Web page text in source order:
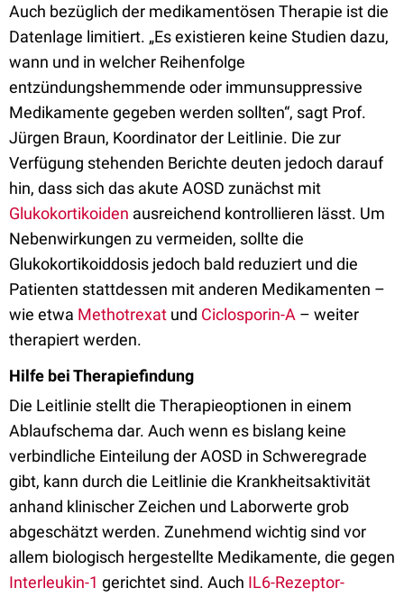
Auch bezüglich der medikamentösen Therapie ist die
Datenlage limitiert. „Es existieren keine Studien dazu,
wann und in welcher Reihenfolge
entzündungshemmende oder immunsuppressive
Medikamente gegeben werden sollten“, sagt Prof.
Jürgen Braun, Koordinator der Leitlinie. Die zur
Verfügung stehenden Berichte deuten jedoch darauf
hin, dass sich das akute AOSD zunächst mit
Glukokortikoiden ausreichend kontrollieren lässt. Um
Nebenwirkungen zu vermeiden, sollte die
Glukokortikoiddosis jedoch bald reduziert und die
Patienten stattdessen mit anderen Medikamenten –
wie etwa Methotrexat und Ciclosporin-A – weiter
therapiert werden.
Hilfe bei Therapiefindung
Die Leitlinie stellt die Therapieoptionen in einem
Ablaufschema dar. Auch wenn es bislang keine
verbindliche Einteilung der AOSD in Schweregrade
gibt, kann durch die Leitlinie die Krankheitsaktivität
anhand klinischer Zeichen und Laborwerte grob
abgeschätzt werden. Zunehmend wichtig sind vor
allem biologisch hergestellte Medikamente, die gegen
Interleukin-1 gerichtet sind. Auch IL6-Rezeptor-